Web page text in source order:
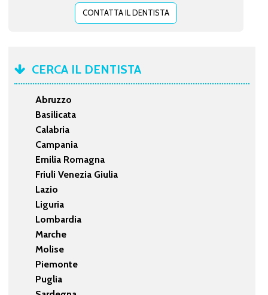
CONTATTA IL DENTISTA
CERCA IL DENTISTA
Abruzzo
Basilicata
Calabria
Campania
Emilia Romagna
Friuli Venezia Giulia
Lazio
Liguria
Lombardia
Marche
Molise
Piemonte
Puglia